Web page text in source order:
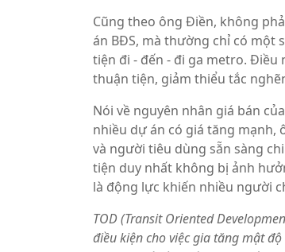
Cũng theo ông Điền, không
án BĐS, mà thường chỉ có một
tiện đi - đến - đi ga metro.
thuận tiện, giảm thiểu tắc
Nói về nguyên nhân giá bán
nhiều dự án có giá tăng mạnh,
và người tiêu dùng sẵn sàng
tiện duy nhất không bị ảnh
là động lực khiến nhiều người
TOD (Transit Oriented
điều kiện cho việc gia tăng mật